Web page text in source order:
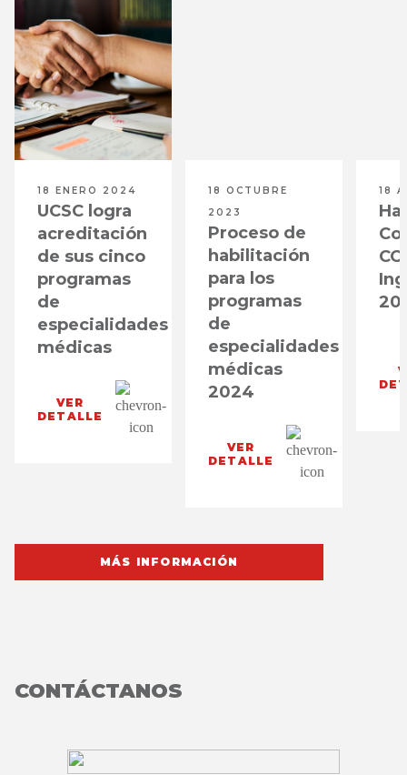
18 ENERO 2024
UCSC logra
acreditación
de sus cinco
programas
de
especialidades
médicas
VER
DETALLE
18 OCTUBRE
2023
Proceso de
habilitación
para los
programas
de
especialidades
médicas
2024
VER
DETALLE
18
MÁS INFORMACIÓN
CONTÁCTANOS